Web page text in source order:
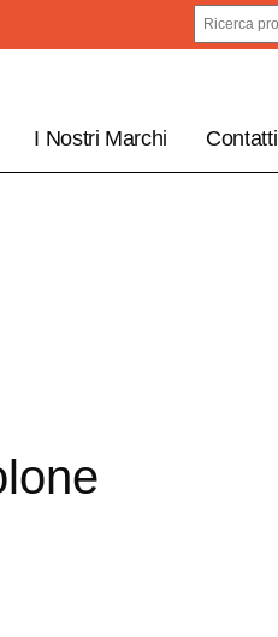
I Nostri Marchi Contatti